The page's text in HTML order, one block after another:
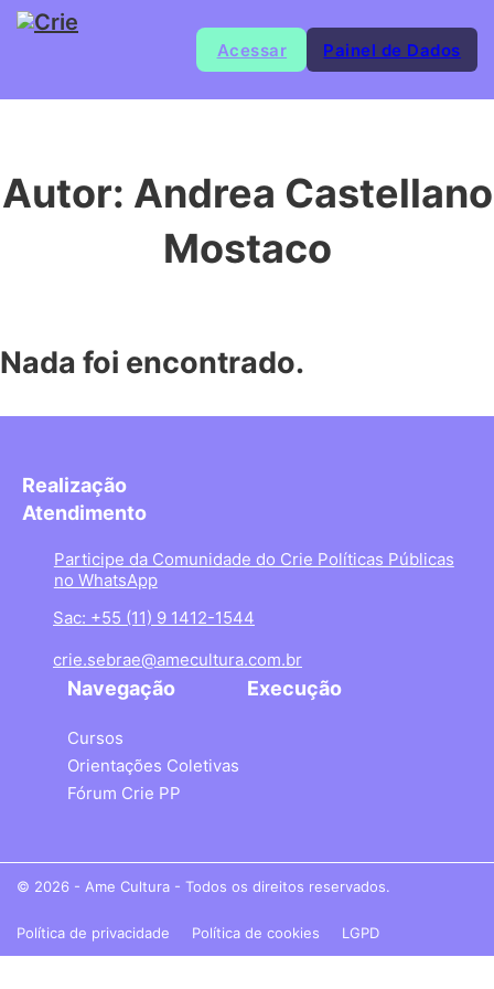
Acessar Painel de Dados
Autor: Andrea Castellano
Mostaco
Nada foi encontrado.
Realização
Atendimento
Participe da Comunidade do Crie Políticas Públicas
no WhatsApp
Sac: +55 (11) 9 1412-1544
crie.sebrae@amecultura.com.br
Navegação
Cursos
Orientações Coletivas
Fórum Crie PP
Execução
© 2026 - Ame Cultura - Todos os direitos reservados.
Política de privacidade Política de cookies LGPD